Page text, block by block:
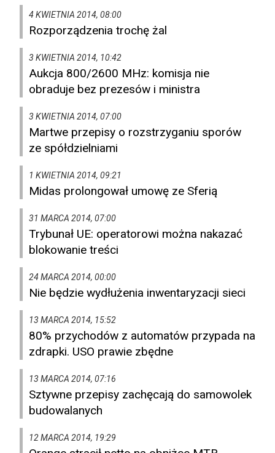
4 KWIETNIA 2014, 08:00
Rozporządzenia trochę żal
3 KWIETNIA 2014, 10:42
Aukcja 800/2600 MHz: komisja nie
obraduje bez prezesów i ministra
3 KWIETNIA 2014, 07:00
Martwe przepisy o rozstrzyganiu sporów
ze spółdzielniami
1 KWIETNIA 2014, 09:21
Midas prolongował umowę ze Sferią
31 MARCA 2014, 07:00
Trybunał UE: operatorowi można nakazać
blokowanie treści
24 MARCA 2014, 00:00
Nie będzie wydłużenia inwentaryzacji sieci
13 MARCA 2014, 15:52
80% przychodów z automatów przypada na
zdrapki. USO prawie zbędne
13 MARCA 2014, 07:16
Sztywne przepisy zachęcają do samowolek
budowalanych
12 MARCA 2014, 19:29